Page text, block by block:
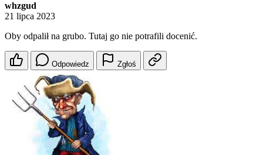
whzgud
21 lipca 2023
Oby odpalił na grubo. Tutaj go nie potrafili docenić.
Odpowiedz Zgłoś